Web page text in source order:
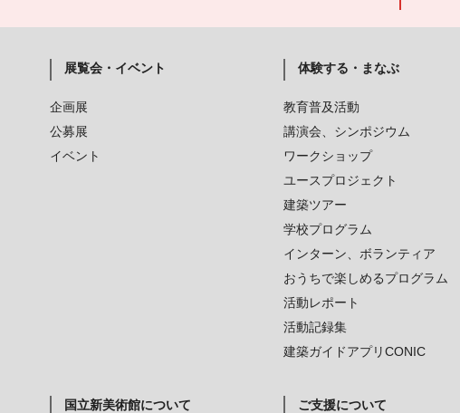
展覧会・イベント
企画展
公募展
イベント
体験する・まなぶ
教育普及活動
講演会、シンポジウム
ワークショップ
ユースプロジェクト
建築ツアー
学校プログラム
インターン、ボランティア
おうちで楽しめるプログラム
活動レポート
活動記録集
建築ガイドアプリCONIC
国立新美術館について ご支援について